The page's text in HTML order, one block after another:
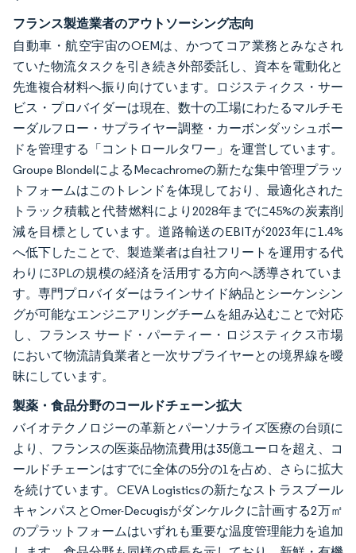
フランス製造業者のアウトソーシング志向
自動車・航空宇宙のOEMは、かつてコア業務とみなされ
ていた物流タスクを引き続き外部委託し、資本を電動化と
先進複合材料へ振り向けています。ロジスティクス・サー
ビス・プロバイダーは現在、数十の工場にわたるマルチモ
ーダルフロー・サプライヤー調整・カーボンダッシュボー
ドを管理する「コントロールタワー」を運営しています。
Groupe BlondelによるMecachromeの新たな集中管理プラッ
トフォームはこのトレンドを体現しており、最適化された
トラック積載と代替燃料により2028年までに45%の炭素削
減を目標としています。道路輸送のEBITが2023年に1.4%
へ低下したことで、製造業者は自社フリートを運用する代
わりに3PLの規模の経済を活用する方向へ誘導されていま
す。専門プロバイダーはラインサイド納品とシーケンシン
グが可能なエンジニアリングチームを組み込むことで対応
し、フランス サード・パーティー・ロジスティクス市場
において物流請負業者と一次サプライヤーとの境界線を曖
昧にしています。
製薬・食品分野のコールドチェーン拡大
バイオテクノロジーの革新とパーソナライズ医療の台頭に
より、フランスの医薬品物流費用は35億ユーロを超え、コ
ールドチェーンはすでに全体の5分の1を占め、さらに拡大
を続けています。CEVA Logisticsの新たなストラスブール
キャンパスとOmer-Decugisがダンケルクに計画する2万㎡
のプラットフォームはいずれも重要な温度管理能力を追加